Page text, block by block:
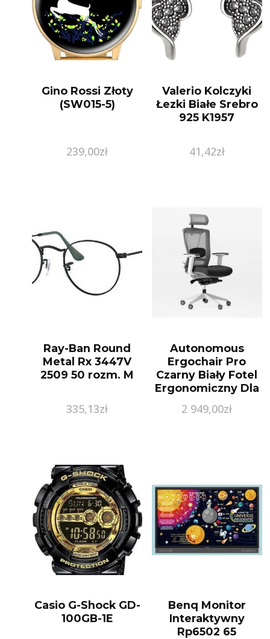
Gino Rossi Złoty
(SW015-5)
239,00zł
Valerio Kolczyki
Łezki Białe Srebro
925 K1957
41,42zł
Ray-Ban Round
Metal Rx 3447V
2509 50 rozm. M
335,13zł
Autonomous
Ergochair Pro
Czarny Biały Fotel
Ergonomiczny Dla
Biura I Home
2 949,00zł
Casio G-Shock GD-
100GB-1E
Benq Monitor
Interaktywny
Rp6502 65